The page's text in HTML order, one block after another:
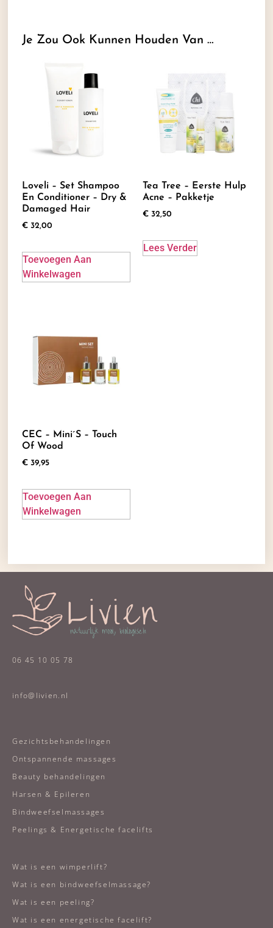
Je Zou Ook Kunnen Houden Van …
Loveli – Set Shampoo
En Conditioner – Dry &
Damaged Hair
€ 32,00
Toevoegen Aan
Winkelwagen
Tea Tree – Eerste Hulp
Acne – Pakketje
€ 32,50
Lees Verder
CEC – Mini´s – Touch
Of Wood
€ 39,95
Toevoegen Aan
Winkelwagen
06 45 10 05 78
info@livien.nl
Gezichtsbehandelingen
Ontspannende massages
Beauty behandelingen
Harsen & Epileren
Bindweefselmassages
Peelings & Energetische facelifts
Wat is een wimperlift?
Wat is een bindweefselmassage?
Wat is een peeling?
Wat is een energetische facelift?